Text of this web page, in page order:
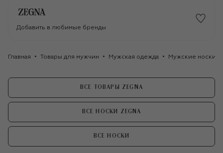
Добавить в любимые бренды
Главная Товары для мужчин Мужская одежда Мужские носки
ВСЕ ТОВАРЫ ZEGNA
ВСЕ НОСКИ ZEGNA
ВСЕ НОСКИ